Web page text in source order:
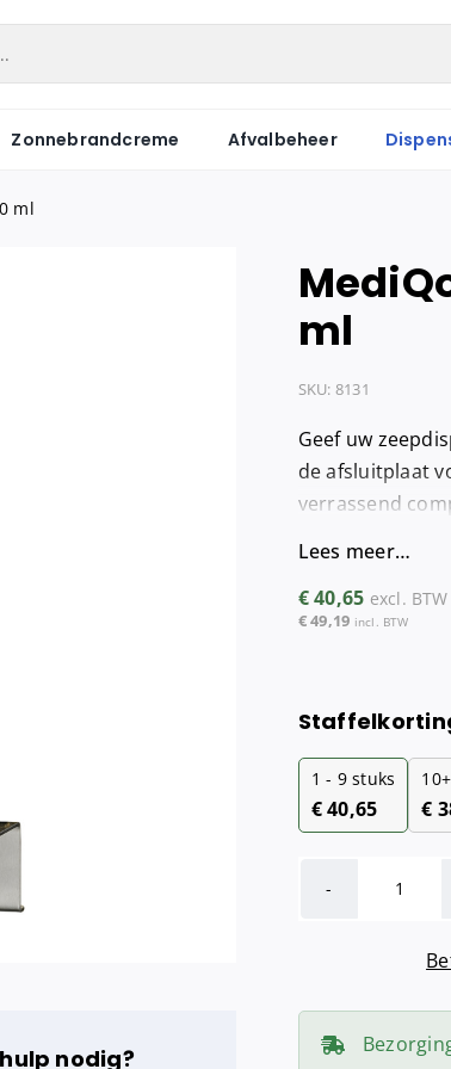
Industriepapier
Tissues
Zonnebrandcreme Afvalbeheer
ml
nodig?
ml
SKU: 8131
Geef uw
de afsluitplaat
verrassend
Lees meer…
€40,65 excl. BTW
€49,19 incl. BTW
1 - 9stuks
€40,65 €
500
ml